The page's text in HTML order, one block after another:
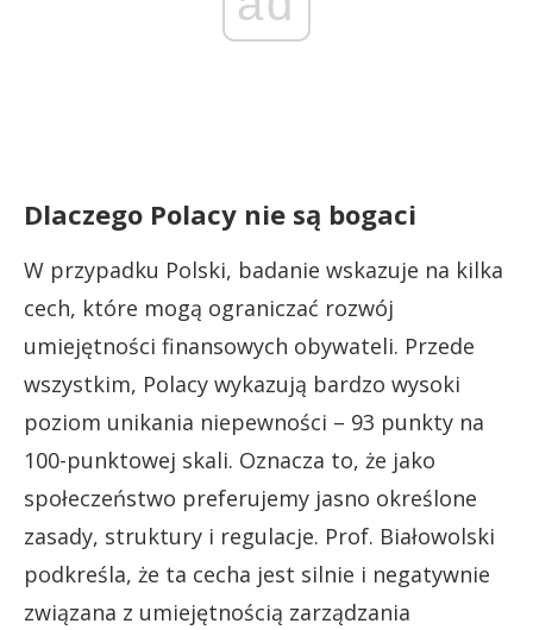
Dlaczego Polacy nie są bogaci
W przypadku Polski, badanie wskazuje na kilka
cech, które mogą ograniczać rozwój
umiejętności finansowych obywateli. Przede
wszystkim, Polacy wykazują bardzo wysoki
poziom unikania niepewności – 93 punkty na
100-punktowej skali. Oznacza to, że jako
społeczeństwo preferujemy jasno określone
zasady, struktury i regulacje. Prof. Białowolski
podkreśla, że ta cecha jest silnie i negatywnie
związana z umiejętnością zarządzania